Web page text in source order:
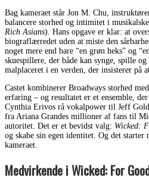
Bag kameraet står Jon M. Chu,
balancere storhed og intimitet i
Rich Asians). Hans opgave er klar: at
biograflærredet uden at miste den
noget mere end bare “en grøn heks” og
skuespillere, der både kan synge, spille
malplaceret i en verden, der insisterer på
Castet kombinerer Broadways storhed
erfaring – og resultatet er et ensemble,
Cynthia Erivos rå vokalpower til Jeff
fra Ariana Grandes millioner af fans til
autoritet. Det er et bevidst valg: Wicked:
og skabe sin egen identitet. Og det starter
kameraet.
Medvirkende i Wicked: For